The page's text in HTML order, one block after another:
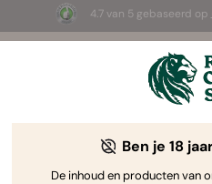
4.7 van 5 gebaseerd op
☀️
op
The
Ben je 18
De inhoud en producten van